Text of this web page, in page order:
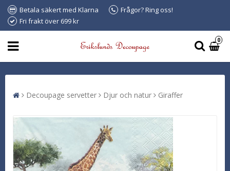
Betala säkert med Klarna
Frågor? Ring oss!
Fri frakt över 699 kr
0
Decoupage servetter Djur och natur Giraffer